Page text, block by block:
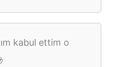
kabul ettim o